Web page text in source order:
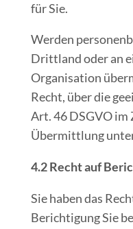
für Sie.
Werden
Drittland oder an
Organisation
Recht, über die
Art. 46 DSGVO im
Übermittlung
4.2 Recht auf
Sie haben das
Berichtigung Sie